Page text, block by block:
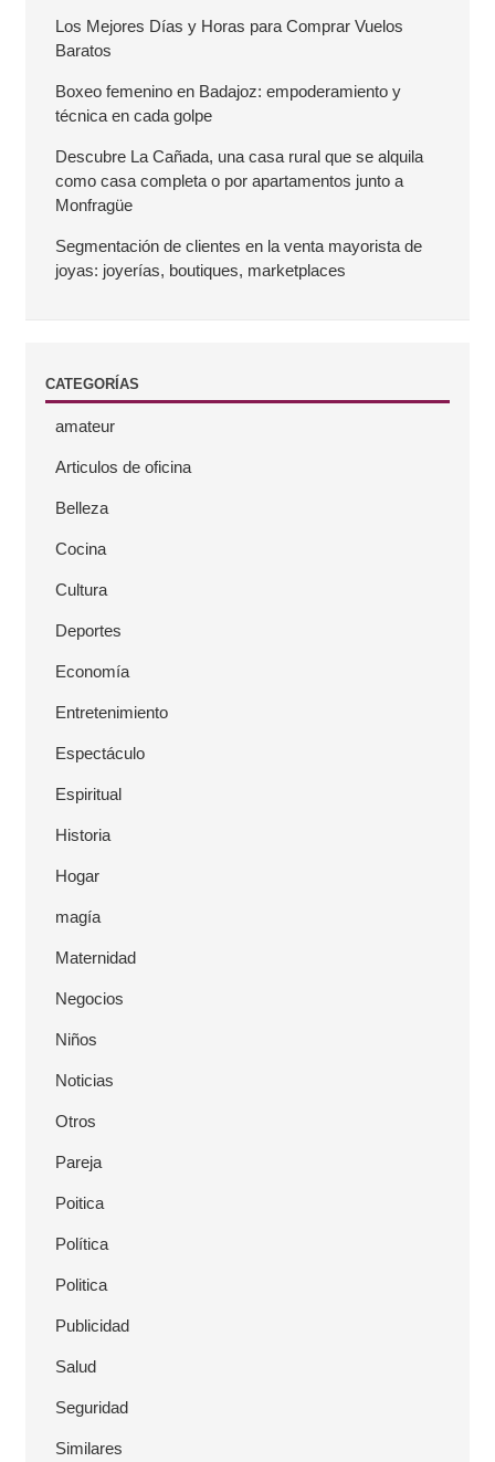
Los Mejores Días y Horas para Comprar Vuelos
Baratos
Boxeo femenino en Badajoz: empoderamiento y
técnica en cada golpe
Descubre La Cañada, una casa rural que se alquila
como casa completa o por apartamentos junto a
Monfragüe
Segmentación de clientes en la venta mayorista de
joyas: joyerías, boutiques, marketplaces
CATEGORÍAS
amateur
Articulos de oficina
Belleza
Cocina
Cultura
Deportes
Economía
Entretenimiento
Espectáculo
Espiritual
Historia
Hogar
magía
Maternidad
Negocios
Niños
Noticias
Otros
Pareja
Poitica
Política
Politica
Publicidad
Salud
Seguridad
Similares